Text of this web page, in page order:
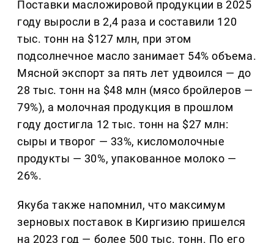
Поставки масложировой продукции в 2025
году выросли в 2,4 раза и составили 120
тыс. тонн на $127 млн, при этом
подсолнечное масло занимает 54% объема.
Мясной экспорт за пять лет удвоился — до
28 тыс. тонн на $48 млн (мясо бройлеров —
79%), а молочная продукция в прошлом
году достигла 12 тыс. тонн на $27 млн:
сыры и творог — 33%, кисломолочные
продукты — 30%, упакованное молоко —
26%.
Якуба также напомнил, что максимум
зерновых поставок в Киргизию пришелся
на 2023 год — более 500 тыс. тонн. По его